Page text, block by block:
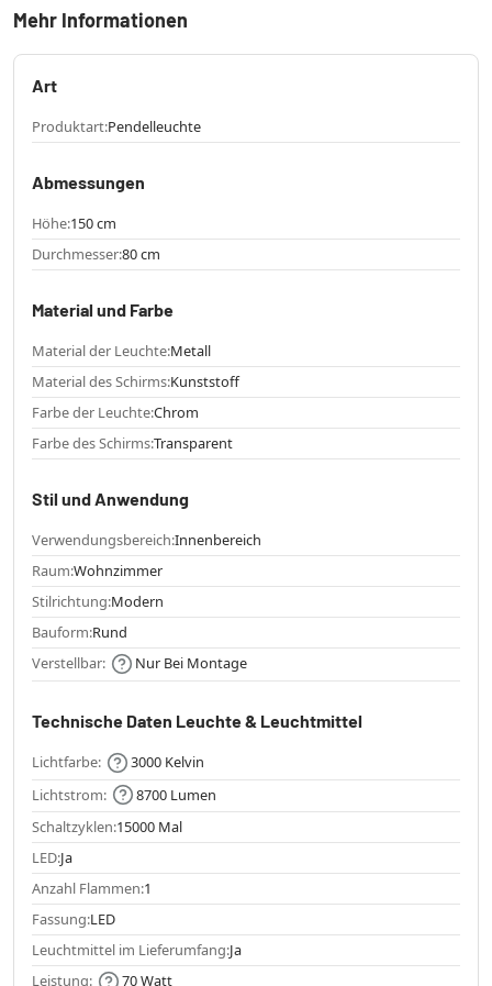
Mehr Informationen
Art
Produktart:Pendelleuchte
Abmessungen
Höhe:150 cm
Durchmesser:80 cm
Material und Farbe
Material der Leuchte:Metall
Material des Schirms:Kunststoff
Farbe der Leuchte:Chrom
Farbe des Schirms:Transparent
Stil und Anwendung
Verwendungsbereich:Innenbereich
Raum:Wohnzimmer
Stilrichtung:Modern
Bauform:Rund
Verstellbar:
Nur Bei Montage
Technische Daten Leuchte & Leuchtmittel
Lichtfarbe:
3000 Kelvin
Lichtstrom:
8700 Lumen
Schaltzyklen:15000 Mal
LED:Ja
Anzahl Flammen:1
Fassung:LED
Leuchtmittel im Lieferumfang:Ja
Leistung:
70 Watt